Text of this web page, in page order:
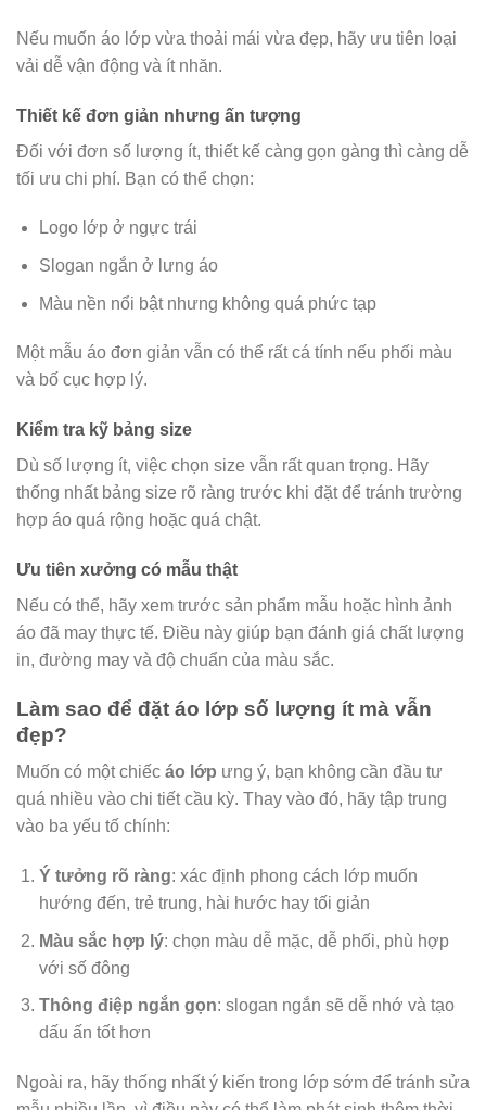
Nếu muốn áo lớp vừa thoải mái vừa đẹp, hãy ưu tiên loại
vải dễ vận động và ít nhăn.
Thiết kế đơn giản nhưng ấn tượng
Đối với đơn số lượng ít, thiết kế càng gọn gàng thì càng dễ
tối ưu chi phí. Bạn có thể chọn:
Logo lớp ở ngực trái
Slogan ngắn ở lưng áo
Màu nền nổi bật nhưng không quá phức tạp
Một mẫu áo đơn giản vẫn có thể rất cá tính nếu phối màu
và bố cục hợp lý.
Kiểm tra kỹ bảng size
Dù số lượng ít, việc chọn size vẫn rất quan trọng. Hãy
thống nhất bảng size rõ ràng trước khi đặt để tránh trường
hợp áo quá rộng hoặc quá chật.
Ưu tiên xưởng có mẫu thật
Nếu có thể, hãy xem trước sản phẩm mẫu hoặc hình ảnh
áo đã may thực tế. Điều này giúp bạn đánh giá chất lượng
in, đường may và độ chuẩn của màu sắc.
Làm sao để đặt áo lớp số lượng ít mà vẫn
đẹp?
Muốn có một chiếc áo lớp ưng ý, bạn không cần đầu tư
quá nhiều vào chi tiết cầu kỳ. Thay vào đó, hãy tập trung
vào ba yếu tố chính:
Ý tưởng rõ ràng: xác định phong cách lớp muốn
hướng đến, trẻ trung, hài hước hay tối giản
Màu sắc hợp lý: chọn màu dễ mặc, dễ phối, phù hợp
với số đông
Thông điệp ngắn gọn: slogan ngắn sẽ dễ nhớ và tạo
dấu ấn tốt hơn
Ngoài ra, hãy thống nhất ý kiến trong lớp sớm để tránh sửa